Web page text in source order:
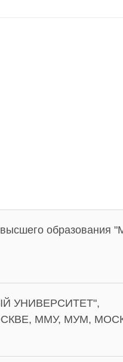
высшего
УНИВЕРСИТЕТ",
ММУ, МУМ,